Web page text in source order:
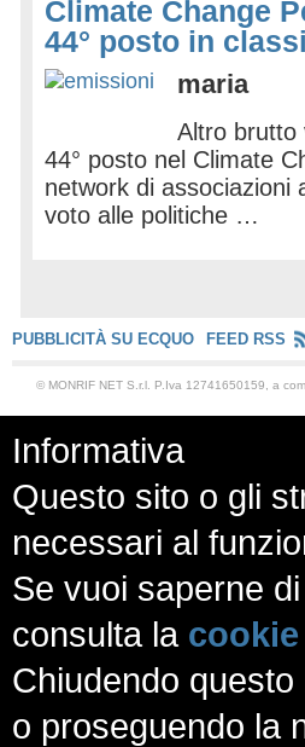
Climate Change
44° posto in
maria
Altro brutto
44° posto nel Climate
network di associazioni
voto alle politiche …
PUBBLICITÀ SU ECQUO FEED RSS
© MONRIF NET S.r.l. P.Iva 12741650159, a
Informativa
Questo sito o gli
necessari al
Se vuoi saperne
consulta la
Chiudendo
o proseguendo la